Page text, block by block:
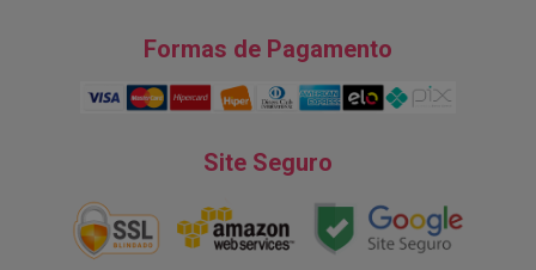
Formas de Pagamento
Site Seguro